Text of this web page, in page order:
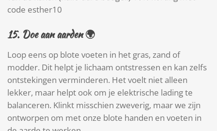
code esther10
15. Doe aan aarden🌍
Loop eens op blote voeten in het gras, zand of
modder. Dit helpt je lichaam ontstressen en kan zelfs
ontstekingen verminderen. Het voelt niet alleen
lekker, maar helpt ook om je elektrische lading te
balanceren. Klinkt misschien zweverig, maar we zijn
ontworpen om met onze blote handen en voeten in